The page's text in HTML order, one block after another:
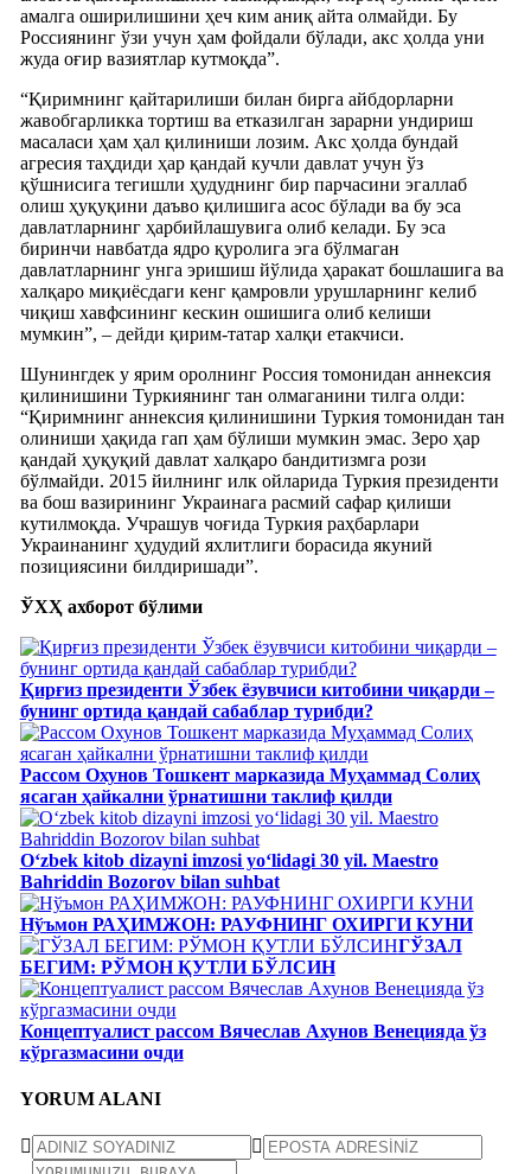
амалга оширилишини ҳеч ким аниқ айта олмайди. Бу
Россиянинг ўзи учун ҳам фойдали бўлади, акс ҳолда уни
жуда оғир вазиятлар кутмоқда”.
“Қиримнинг қайтарилиши билан бирга айбдорларни
жавобгарликка тортиш ва етказилган зарарни ундириш
масаласи ҳам ҳал қилиниши лозим. Акс ҳолда бундай
агресия таҳдиди ҳар қандай кучли давлат учун ўз
қўшнисига тегишли ҳудуднинг бир парчасини эгаллаб
олиш ҳуқуқини даъво қилишига асос бўлади ва бу эса
давлатларнинг ҳарбийлашувига олиб келади. Бу эса
биринчи навбатда ядро қуролига эга бўлмаган
давлатларнинг унга эришиш йўлида ҳаракат бошлашига ва
халқаро миқиёсдаги кенг қамровли урушларнинг келиб
чиқиш хавфсининг кескин ошишига олиб келиши
мумкин”, – дейди қирим-татар халқи етакчиси.
Шунингдек у ярим оролнинг Россия томонидан аннексия
қилинишини Туркиянинг тан олмаганини тилга олди:
“Қиримнинг аннексия қилинишини Туркия томонидан тан
олиниши ҳақида гап ҳам бўлиши мумкин эмас. Зеро ҳар
қандай ҳуқуқий давлат халқаро бандитизмга рози
бўлмайди. 2015 йилнинг илк ойларида Туркия президенти
ва бош вазирининг Украинага расмий сафар қилиши
кутилмоқда. Учрашув чоғида Туркия раҳбарлари
Украинанинг ҳудудий яхлитлиги борасида якуний
позициясини билдиришади”.
ЎХҲ ахборот бўлими
Қирғиз президенти Ўзбек ёзувчиси китобини чиқарди –
бунинг ортида қандай сабаблар турибди?
Рассом Охунов Тошкент марказида Муҳаммад Солиҳ
яcаган ҳайкални ўрнатишни таклиф қилди
Oʻzbek kitob dizayni imzosi yoʻlidagi 30 yil. Maestro
Bahriddin Bozorov bilan suhbat
Нўъмон РАҲИМЖОН: РАУФНИНГ ОХИРГИ КУНИ
ГЎЗАЛ
БЕГИМ: РЎМОН ҚУТЛИ БЎЛСИН
Концептуалист рассом Вячеслав Ахунов Венецияда ўз
кўргазмасини очди
YORUM ALANI